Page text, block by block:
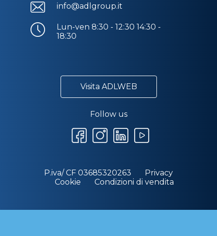
info@adlgroup.it
Lun-ven 8:30 - 12:30 14:30 -
18:30
Visita ADLWEB
Follow us
P.iva/ CF 03685320263
Privacy
Cookie
Condizioni di vendita